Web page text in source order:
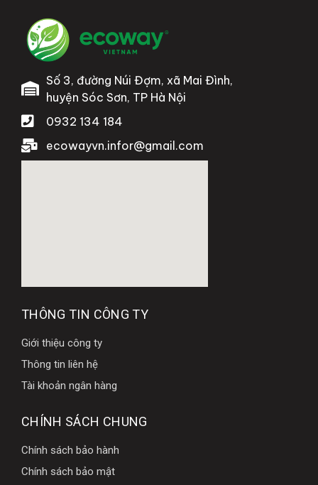
Số 3, đường Núi Đợm, xã Mai Đình,
huyện Sóc Sơn, TP Hà Nội
0932 134 184
ecowayvn.infor@gmail.com
THÔNG TIN CÔNG TY
Giới thiệu công ty
Thông tin liên hệ
Tài khoản ngân hàng
CHÍNH SÁCH CHUNG
Chính sách bảo hành
Chính sách bảo mật